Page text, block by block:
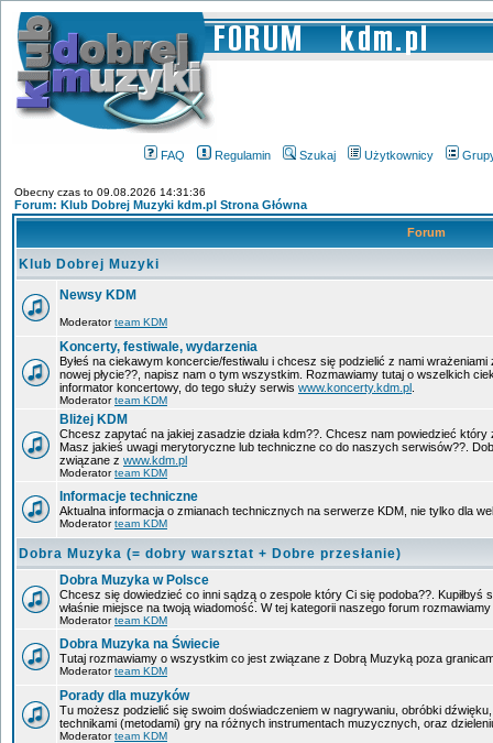
FAQ Regulamin Szukaj Użytkownicy
Obecny czas to 09.08.2026 14:31:36
Forum: Klub Dobrej Muzyki kdm.pl Strona Główna
Forum
Klub Dobrej Muzyki
Newsy KDM
Moderatorteam KDM
Koncerty, festiwale, wydarzenia
Byłeś na ciekawym koncercie/festiwalu i chcesz się podzielić z nami
nowej płycie??, napisz nam o tym wszystkim. Rozmawiamy tutaj o wszelkich
informator koncertowy, do tego służy serwis www.koncerty.kdm.pl
Moderatorteam KDM
Bliżej KDM
Chcesz zapytać na jakiej zasadzie działa kdm??. Chcesz nam powiedzieć
Masz jakieś uwagi merytoryczne lub techniczne co do naszych serwisów??.
związane z www.kdm.pl
Moderatorteam KDM
Informacje techniczne
Aktualna informacja o zmianach technicznych na serwerze KDM, nie tylko dla
Moderatorteam KDM
Dobra Muzyka (= dobry warsztat + Dobre przesłanie)
Dobra Muzyka w Polsce
Chcesz się dowiedzieć co inni sądzą o zespole który Ci się podoba??. Kupiłbyś
właśnie miejsce na twoją wiadomość. W tej kategorii naszego forum
Moderatorteam KDM
Dobra Muzyka na Świecie
Tutaj rozmawiamy o wszystkim co jest związane z Dobrą Muzyką poza
Moderatorteam KDM
Porady dla muzyków
Tu możesz podzielić się swoim doświadczeniem w nagrywaniu, obróbki
technikami (metodami) gry na różnych instrumentach muzycznych, oraz
Moderatorteam KDM